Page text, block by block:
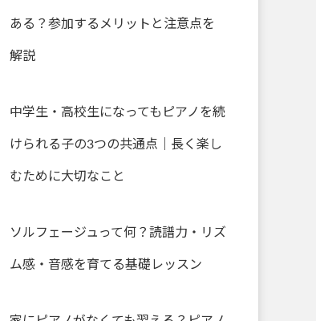
ある？参加するメリットと注意点を
解説
中学生・高校生になってもピアノを続
けられる子の3つの共通点｜長く楽し
むために大切なこと
ソルフェージュって何？読譜力・リズ
ム感・音感を育てる基礎レッスン